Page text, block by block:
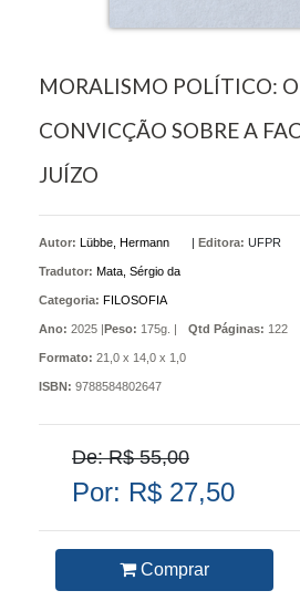
MORALISMO POLÍTICO:
CONVICÇÃO SOBRE A
JUÍZO
Autor: Lübbe, Hermann
Tradutor: Mata, Sérgio da
| Editora: UFPR
Categoria: FILOSOFIA
Ano: 2025 |Peso: 175g. | Qtd Páginas: 122
Formato: 21,0 x 14,0 x 1,0
ISBN: 9788584802647
De: R$ 55,00
Por: R$ 27,50
Comprar